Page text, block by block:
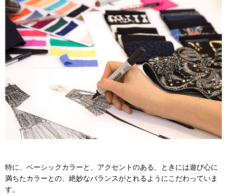
特に、ベーシックカラーと、アクセントのある、ときには遊び心に
満ちたカラーとの、絶妙なバランスがとれるようにこだわっていま
す。